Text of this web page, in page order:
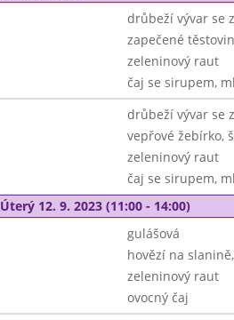
drůbeží vývar se
zapečené
zeleninový raut
čaj se sirupem,
drůbeží vývar se
vepřové žebírko,
zeleninový raut
čaj se sirupem,
Úterý 12. 9. 2023 (11:00 - 14:00)
gulášová
hovězí na
zeleninový raut
ovocný čaj